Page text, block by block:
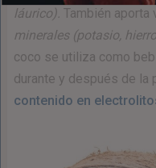
láurico). También aporta
minerales (potasio,
coco se utiliza como
durante y después de la
contenido en